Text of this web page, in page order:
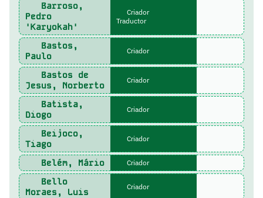
Barroso,
Pedro
'Karyokah'
Criador
Traductor
Bastos,
Paulo
Criador
Bastos de
Jesus, Norberto
Criador
Batista,
Diogo
Criador
Beijoco,
Tiago
Criador
Belém, Mário Criador
Bello
Moraes, Luis
Criador